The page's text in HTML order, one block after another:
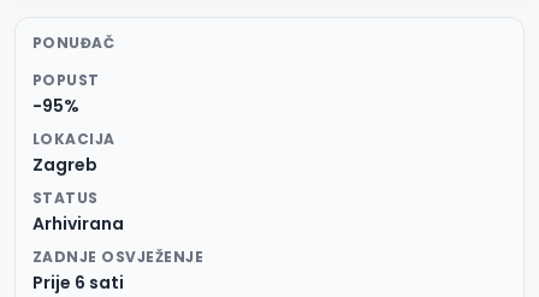
PONUĐAČ
POPUST
-95%
LOKACIJA
Zagreb
STATUS
Arhivirana
ZADNJE OSVJEŽENJE
Prije 6 sati